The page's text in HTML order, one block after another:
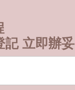
記 立即辦妥